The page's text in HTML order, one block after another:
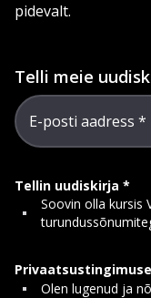
pidevalt.
Telli meie
E-posti aadress
Tellin uudiskirja
Soovin olla kursis
Olen lugenud ja